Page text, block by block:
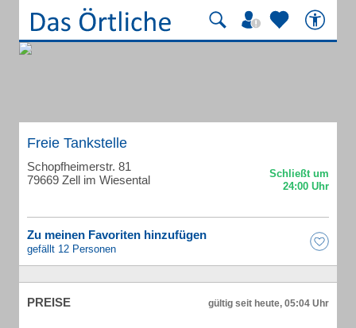
Freie Tankstelle
Schopfheimerstr. 81
79669 Zell im Wiesental
Zu meinen Favoriten hinzufügen
gefällt 12 Personen
PREISE gültig seit heute, 05:04 Uhr